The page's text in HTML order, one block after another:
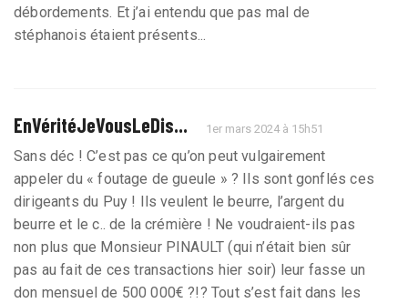
débordements. Et j’ai entendu que pas mal de
stéphanois étaient présents...
EnVéritéJeVousLeDis... 1er mars 2024 à 15h51
Sans déc ! C’est pas ce qu’on peut vulgairement
appeler du « foutage de gueule » ? Ils sont gonflés ces
dirigeants du Puy ! Ils veulent le beurre, l’argent du
beurre et le c.. de la crémière ! Ne voudraient-ils pas
non plus que Monsieur PINAULT (qui n’était bien sûr
pas au fait de ces transactions hier soir) leur fasse un
don mensuel de 500 000€ ?!? Tout s’est fait dans les